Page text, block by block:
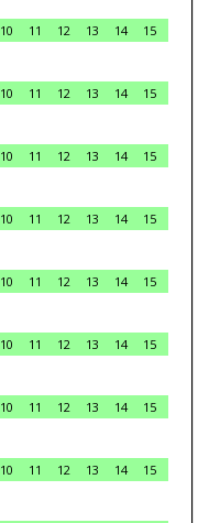
10 11 12 13 14
15
10 11 12 13 14
15
10 11 12 13 14
15
10 11 12 13 14
15
10 11 12 13 14
15
10 11 12 13 14
15
10 11 12 13 14
15
10 11 12 13 14
15